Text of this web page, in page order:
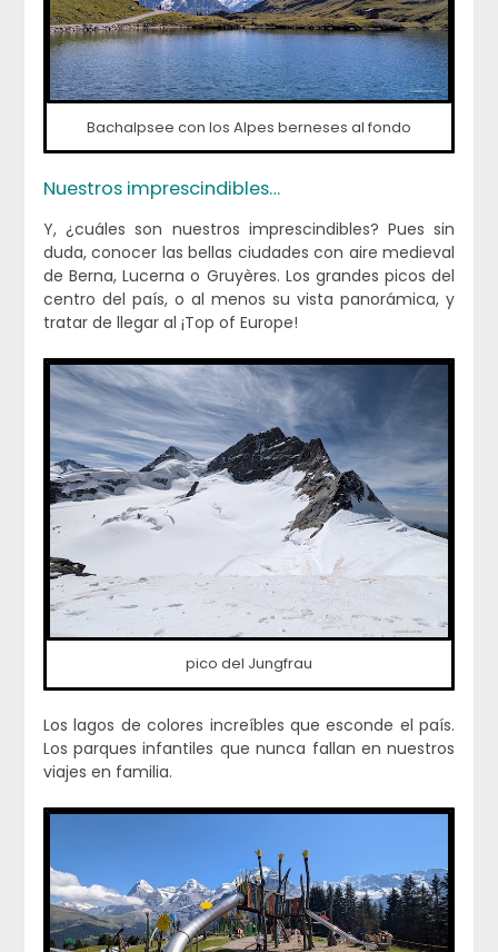
Bachalpsee con los Alpes berneses al fondo
Nuestros imprescindibles…
Y, ¿cuáles son nuestros imprescindibles? Pues sin
duda, conocer las bellas ciudades con aire medieval
de Berna, Lucerna o Gruyères. Los grandes picos del
centro del país, o al menos su vista panorámica, y
tratar de llegar al ¡Top of Europe!
pico del Jungfrau
Los lagos de colores increíbles que esconde el país.
Los parques infantiles que nunca fallan en nuestros
viajes en familia.